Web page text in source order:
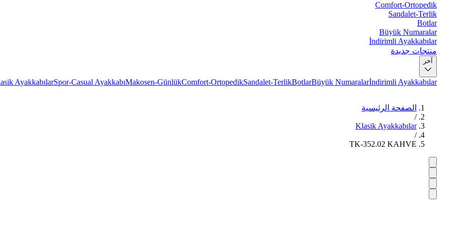
Comfort-Ortopedik
Sandalet-Terlik
Botlar
Büyük Numaralar
İndirimli Ayakkabılar
منتجات جديدة
آخر
AyakkabılarSpor-Casual AyakkabıMakosen-GünlükComfort-OrtopedikSandalet-TerlikBotlarBüyük Numaralarİndirimli Ayakkabılar
الصفحة الرئيسية
/
Klasik Ayakkabılar
/
TK-352.02 KAHVE